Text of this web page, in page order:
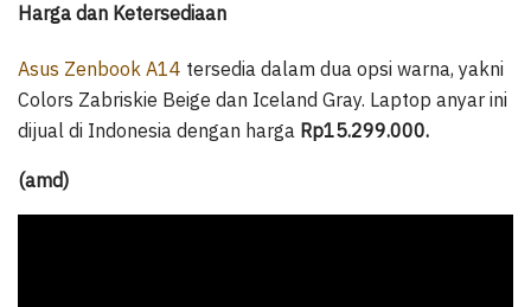
Harga dan Ketersediaan
Asus Zenbook A14 tersedia dalam dua opsi warna, yakni
Colors Zabriskie Beige dan Iceland Gray. Laptop anyar ini
dijual di Indonesia dengan harga Rp15.299.000.
(amd)